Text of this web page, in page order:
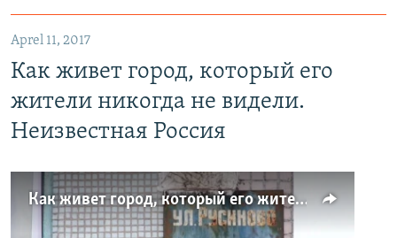
Aprel 11, 2017
Как живет город, который его
жители никогда не видели.
Неизвестная Россия
Как живет город, который его жители никогда не видели. Неизвестная Россия